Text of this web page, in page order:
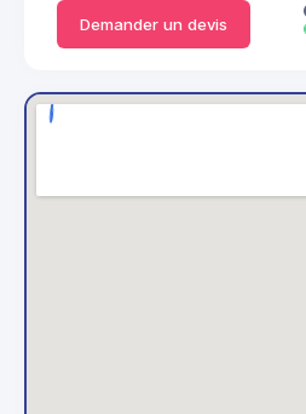
Demander un devis